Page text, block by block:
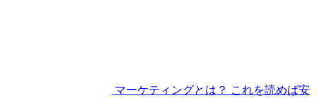
マーケティングとは？ これを読めば安